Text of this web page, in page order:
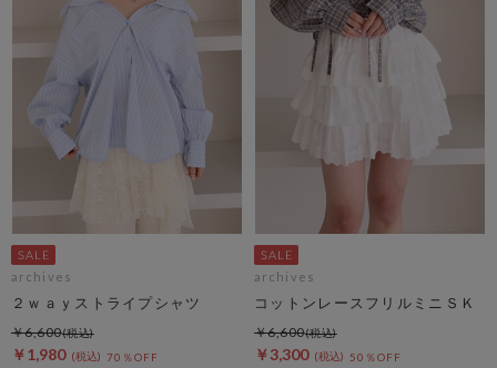
archives
２ｗａｙストライプシャツ
￥1,980 70％OFF
￥6,600
archives
コットンレースフリルミニＳＫ
￥3,300 50％OFF
￥6,600